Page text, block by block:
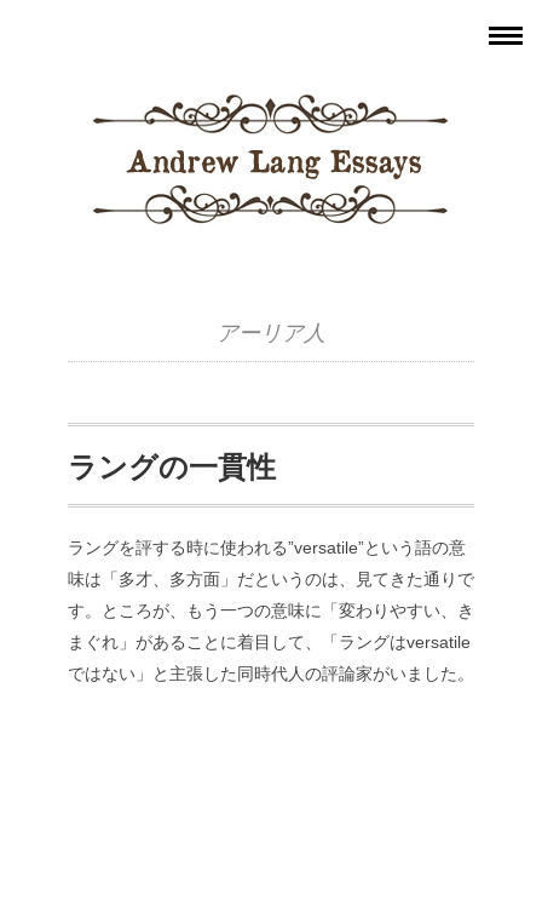
アーリア人
ラングの一貫性
ラングを評する時に使われる”versatile”という語の意
味は「多才、多方面」だというのは、見てきた通りで
す。ところが、もう一つの意味に「変わりやすい、き
まぐれ」があることに着目して、「ラングはversatile
ではない」と主張した同時代人の評論家がいました。